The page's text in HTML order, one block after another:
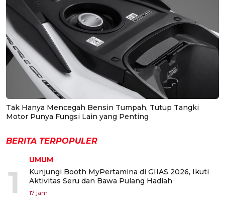
Tak Hanya Mencegah Bensin Tumpah, Tutup Tangki
Motor Punya Fungsi Lain yang Penting
BERITA TERPOPULER
1
UMUM
Kunjungi Booth MyPertamina di GIIAS 2026, Ikuti
Aktivitas Seru dan Bawa Pulang Hadiah
17 jam